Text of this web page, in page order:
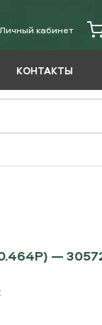
Личный кабинет
КОНТАКТЫ
—